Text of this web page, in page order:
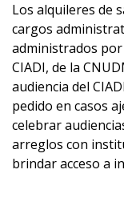
Los alquileres de
cargos
administrados por
CIADI, de la
audiencia del
pedido en casos
celebrar
arreglos con
brindar acceso a